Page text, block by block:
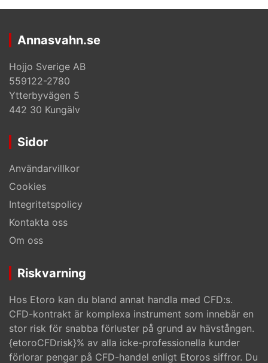
Annasvahn.se
Hojjo Sverige AB
559122-2780
Ytterbyvägen 5
442 30 Kungälv
Sidor
Användarvillkor
Cookies
Integritetspolicy
Kontakta oss
Om oss
Riskvarning
Hos Etoro kan du bland annat handla med CFD:s.
CFD-kontrakt är komplexa instrument som innebär en
stor risk för snabba förluster på grund av hävstången.
{etoroCFDrisk}% av alla icke-professionella kunder
förlorar pengar på CFD-handel enligt Etoros siffror. Du